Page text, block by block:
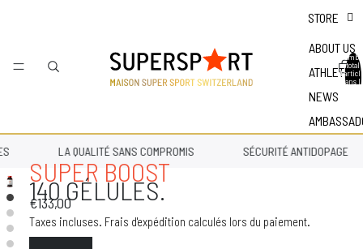
STORE
ABOUT US
ATHLETES
NEWS
total
dans
LA QUALITÉ SANS COMPROMIS SÉCURITÉ ANTIDOPAGE
SUPER BOOST
140 GÉLULES.
€133,00
Taxes incluses. Frais d'expédition calculés lors du paiement.